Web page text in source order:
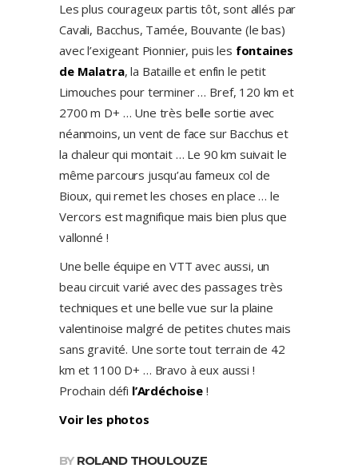
Les plus courageux partis tôt, sont allés par
Cavali, Bacchus, Tamée, Bouvante (le bas)
avec l’exigeant Pionnier, puis les fontaines
de Malatra, la Bataille et enfin le petit
Limouches pour terminer … Bref, 120 km et
2700 m D+ … Une très belle sortie avec
néanmoins, un vent de face sur Bacchus et
la chaleur qui montait … Le 90 km suivait le
même parcours jusqu’au fameux col de
Bioux, qui remet les choses en place … le
Vercors est magnifique mais bien plus que
vallonné !
Une belle équipe en VTT avec aussi, un
beau circuit varié avec des passages très
techniques et une belle vue sur la plaine
valentinoise malgré de petites chutes mais
sans gravité. Une sorte tout terrain de 42
km et 1100 D+ … Bravo à eux aussi !
Prochain défi l’Ardéchoise !
Voir les photos
BY ROLAND THOULOUZE